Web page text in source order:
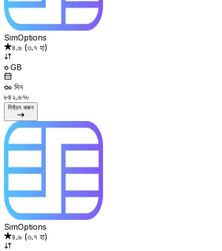
SimOptions
৪.৬ (৩.৭ হা)
৩GB
৩০ দিন
৮৪২.৬৭৳
নির্বাচন করুন
SimOptions
৪.৬ (৩.৭ হা)